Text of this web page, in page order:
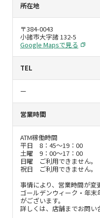
所在地
〒384-0043
小諸市大字諸 132-5
Google Mapsで見る
TEL
ー
営業時間
ATM稼働時間
平日 8：45～19：00
土曜 9：00～17：00
日曜 ご利用できません。
祝日 ご利用できません。
事情により、営業時間が変
ゴールデンウィーク・年
がございます。
詳しくは、店舗までお問い